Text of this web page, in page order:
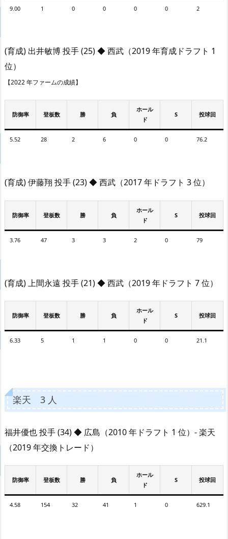
9.00 1 0 0 0 0 2
(育成) 出井敏博 投手 (25) ◆ 西武（2019 年育成ドラフト 1
位）
【2022 年ファームの成績】
防御率 登板数 勝 負
ホール
ド
S 投球回
5.52 28 2 6 0 0 76.2
(育成) 伊藤翔 投手 (23) ◆ 西武（2017 年ドラフト 3 位）
防御率 登板数 勝 負
ホール
ド
S 投球回
3.76 47 3 3 2 0 79
(育成) 上間永遠 投手 (21) ◆ 西武（2019 年ドラフト 7 位）
防御率 登板数 勝 負
ホール
ド
S 投球回
6.33 5 1 1 0 0 21.1
楽天 3 人
福井優也 投手 (34) ◆ 広島（2010 年ドラフト 1 位）- 楽天
（2019 年交換トレード）
防御率 登板数 勝 負
ホール
ド
S 投球回
4.58 154 32 41 1 0 629.1